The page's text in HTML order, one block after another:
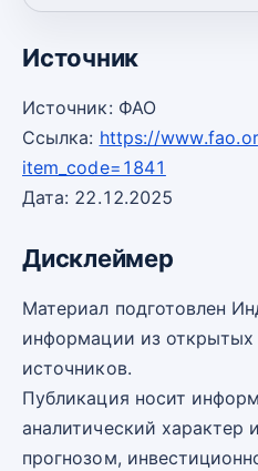
Источник
Источник: ФАО
Ссылка: https://
item_code=1841
Дата: 22.12.2025
Дисклеймер
Материал подготовлен
информации из
источников.
Публикация носит
аналитический характер
прогнозом,